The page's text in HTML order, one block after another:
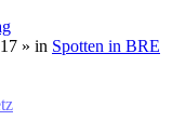
» in Spotten in BRE